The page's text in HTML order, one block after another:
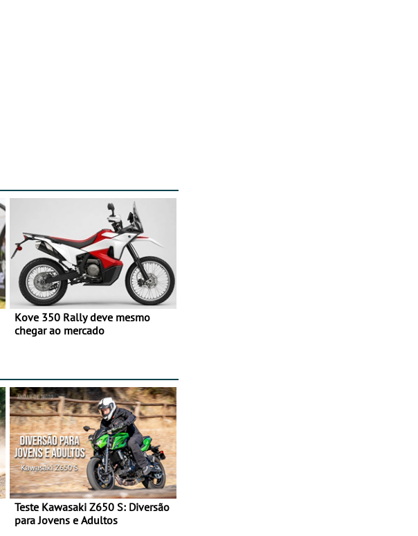
Kove 350 Rally deve mesmo
chegar ao mercado
Teste Kawasaki Z650 S: Diversão
para Jovens e Adultos